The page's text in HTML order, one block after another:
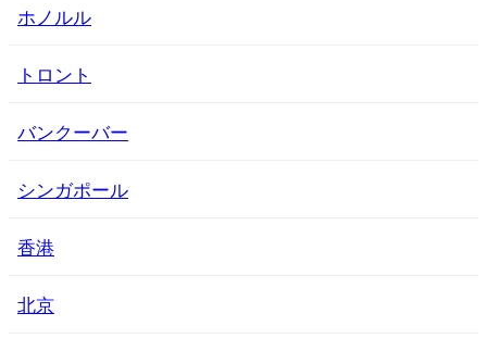
ホノルル
トロント
バンクーバー
シンガポール
香港
北京